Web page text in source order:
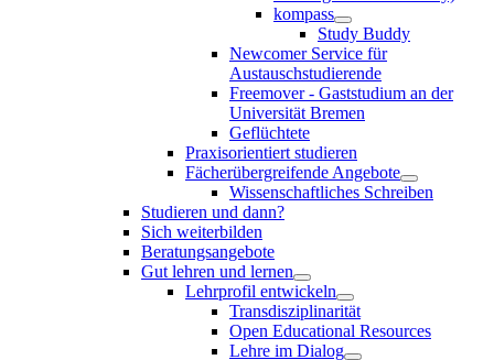
kompass
Study Buddy
Newcomer Service für
Austauschstudierende
Freemover - Gaststudium an der
Universität Bremen
Geflüchtete
Praxisorientiert studieren
Fächerübergreifende Angebote
Wissenschaftliches Schreiben
Studieren und dann?
Sich weiterbilden
Beratungsangebote
Gut lehren und lernen
Lehrprofil entwickeln
Transdisziplinarität
Open Educational Resources
Lehre im Dialog